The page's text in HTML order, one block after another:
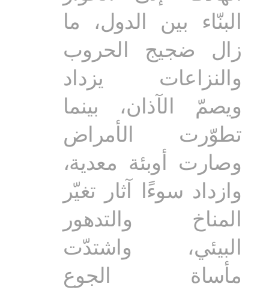
البنّاء بين الدول، ما
زال ضجيج الحروب
والنزاعات يزداد
ويصمّ الآذان، بينما
تطوّرت الأمراض
وصارت أوبئة معدية،
وازداد سوءًا آثار تغيّر
المناخ والتدهور
البيئي، واشتدّت
مأساة الجوع